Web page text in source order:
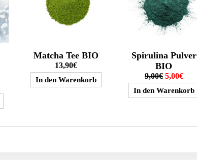
Matcha Tee BIO
13,90€
Spirulina Pulver
BIO
9,00€ 5,00€